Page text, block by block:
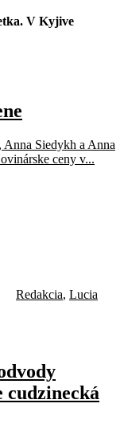
V Kyjive
Siedykh a Anna
ceny v...
Redakcia, Lucia
cudzinecká